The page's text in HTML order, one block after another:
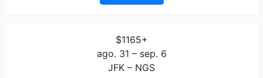
$1165+
ago. 31 – sep. 6
JFK – NGS